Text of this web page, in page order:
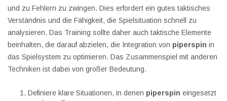
und zu Fehlern zu zwingen. Dies erfordert ein gutes taktisches
Verständnis und die Fähigkeit, die Spielsituation schnell zu
analysieren. Das Training sollte daher auch taktische Elemente
beinhalten, die darauf abzielen, die Integration von piperspin in
das Spielsystem zu optimieren. Das Zusammenspiel mit anderen
Techniken ist dabei von großer Bedeutung.
Definiere klare Situationen, in denen piperspin eingesetzt